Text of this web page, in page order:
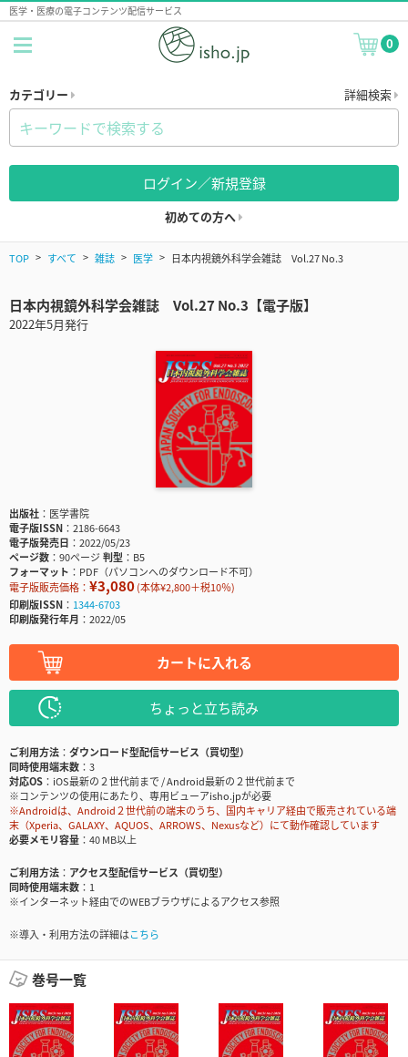
医学・医療の電子コンテンツ配信サービス
0
カテゴリー 詳細検索
ログイン／新規登録
初めての方へ
TOP すべて 雑誌 医学 日本内視鏡外科学会雑誌 Vol.27 No.3
日本内視鏡外科学会雑誌 Vol.27 No.3【電子版】
2022年5月発行
出版社
医学書院
電子版ISSN
2186-6643
電子版発売日
2022/05/23
ページ数
90ページ判型
B5
フォーマット
PDF（パソコンへのダウンロード不可）
電子版販売価格： ¥3,080(本体¥2,800＋税10％)
印刷版ISSN
1344-6703
印刷版発行年月
2022/05
カートに入れる
ちょっと立ち読み
ご利用方法
ダウンロード型配信サービス（買切型）
同時使用端末数
3
対応OS
iOS最新の２世代前まで / Android最新の２世代前まで
※コンテンツの使用にあたり、専用ビューアisho.jpが必要
※Androidは、Android２世代前の端末のうち、国内キャリア経由で販売されている端
末（Xperia、GALAXY、AQUOS、ARROWS、Nexusなど）にて動作確認しています
必要メモリ容量
40 MB以上
ご利用方法
アクセス型配信サービス（買切型）
同時使用端末数
1
※インターネット経由でのWEBブラウザによるアクセス参照
※導入・利用方法の詳細はこちら
巻号一覧